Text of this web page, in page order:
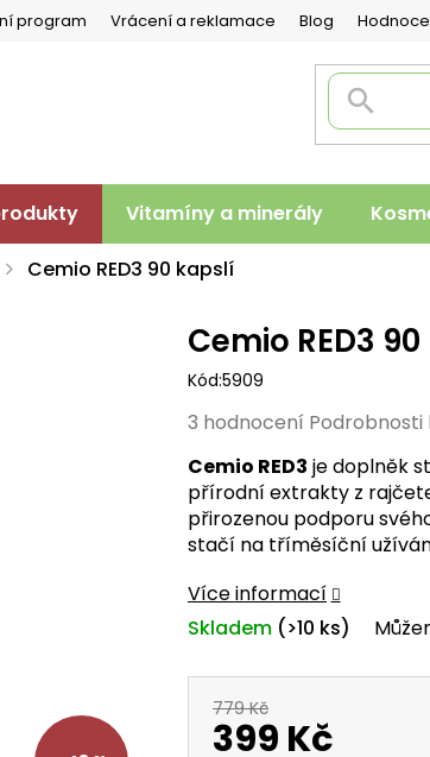
program Vrácení a reklamace Blog
Vitamíny a minerály
Cemio RED3 90 kapslí
Cemio RED3 je doplněk
přírodní extrakty z
přirozenou podporu
stačí na tříměsíční
Více informací
Skladem (>10 ks)
Cemio RED3
Kód:5909
Průměrné
produktu
je
5,0
z
hvězdiček.
3 hodnocení
779 Kč
399 Kč